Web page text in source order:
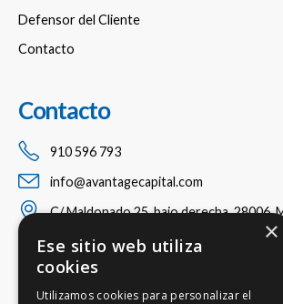
Defensor del Cliente
Contacto
Contacto
910 596 793
info@avantagecapital.com
C/ Maldonado 25, bajo derecha, 28006,
×
Ese sitio web utiliza
cookies
Utilizamos cookies para personalizar el